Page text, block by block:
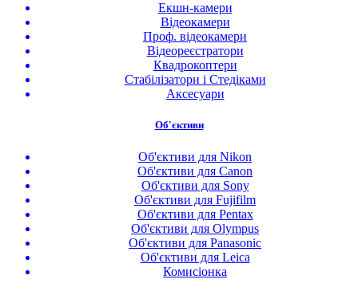
Екшн-камери
Відеокамери
Проф. відеокамери
Відеореєстратори
Квадрокоптери
Стабілізатори і Стедіками
Аксесуари
Об'єктиви
Об'єктиви для Nikon
Об'єктиви для Canon
Об'єктиви для Sony
Об'єктиви для Fujifilm
Об'єктиви для Pentax
Об'єктиви для Olympus
Об'єктиви для Panasonic
Об'єктиви для Leica
Комисіонка